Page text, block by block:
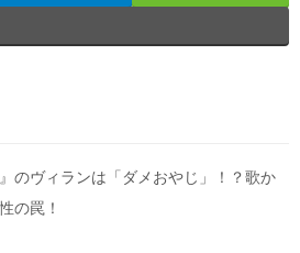
』のヴィランは「ダメおやじ」！？歌か
の罠！